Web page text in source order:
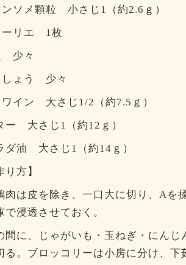
ソメ顆粒 小さじ1（約2.6ｇ）
ーリエ 1枚
少々
しょう 少々
ワイン 大さじ1/2（約7.5ｇ）
ー 大さじ1（約12ｇ）
ダ油 大さじ1（約14ｇ）
り方】
は皮を除き、一口大に切り、Aを
で浸透させておく。
間に、じゃがいも・玉ねぎ・にんじ
る。ブロッコリーは小房に分け、下